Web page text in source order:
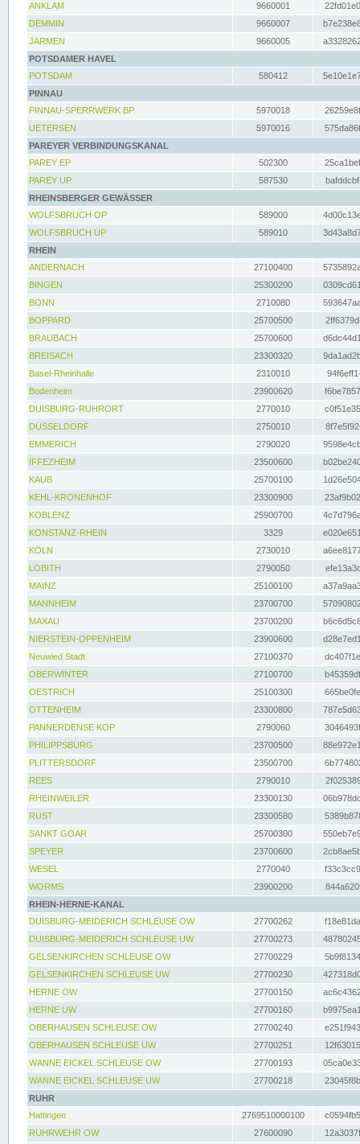
ANKLAM
9660001
DEMMIN
9660007
JARMEN
9660005
POTSDAMER HAVEL
POTSDAM
580412
PINNAU
PINNAU-SPERRWERK BP
5970018
UETERSEN
5970016
PAREYER VERBINDUNGSKANAL
PAREY EP
502300
PAREY UP
587530
RHEINSBERGER GEWÄSSER
WOLFSBRUCH OP
589000
WOLFSBRUCH UP
589010
RHEIN
ANDERNACH
27100400
BINGEN
25300200
BONN
2710080
BOPPARD
25700500
BRAUBACH
25700600
BREISACH
23300320
Basel-Rheinhalle
2310010
Bodenheim
23900620
DUISBURG-RUHRORT
2770010
DÜSSELDORF
2750010
EMMERICH
2790020
IFFEZHEIM
23500600
KAUB
25700100
KEHL-KRONENHOF
23300900
KOBLENZ
25900700
KONSTANZ-RHEIN
3329
KÖLN
2730010
LOBITH
2790050
MAINZ
25100100
MANNHEIM
23700700
MAXAU
23700200
NIERSTEIN-OPPENHEIM
23900600
Neuwied Stadt
27100370
OBERWINTER
27100700
OESTRICH
25100300
OTTENHEIM
23300800
PANNERDENSE KOP
2790060
PHILIPPSBURG
23700500
PLITTERSDORF
23500700
REES
2790010
RHEINWEILER
23300130
RUST
23300580
SANKT GOAR
25700300
SPEYER
23700600
WESEL
2770040
WORMS
23900200
RHEIN-HERNE-KANAL
DUISBURG-MEIDERICH SCHLEUSE OW
27700262
DUISBURG-MEIDERICH SCHLEUSE UW
27700273
GELSENKIRCHEN SCHLEUSE OW
27700229
GELSENKIRCHEN SCHLEUSE UW
27700230
HERNE OW
27700150
HERNE UW
27700160
OBERHAUSEN SCHLEUSE OW
27700240
OBERHAUSEN SCHLEUSE UW
27700251
WANNE EICKEL SCHLEUSE OW
27700193
WANNE EICKEL SCHLEUSE UW
27700218
RUHR
Hattingen
2769510000100
RUHRWEHR OW
27600090